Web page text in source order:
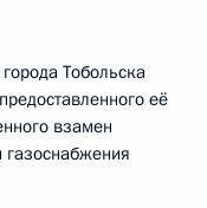
Тобольска
её
взамен
газоснабжения